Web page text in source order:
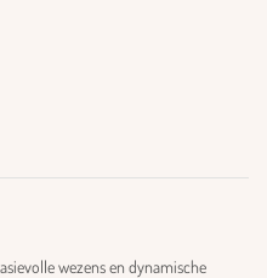
wezens en dynamische